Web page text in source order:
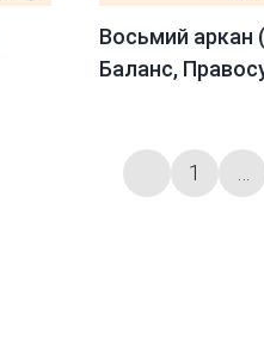
Восьмий аркан
Баланс,
Попередня
1 …